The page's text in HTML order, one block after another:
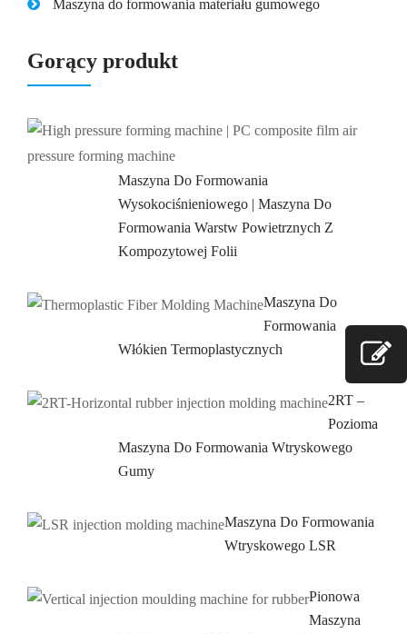
Maszyna do formowania materiału gumowego
Gorący produkt
Maszyna Do Formowania
Wysokociśnieniowego | Maszyna Do
Formowania Warstw Powietrznych Z
Kompozytowej Folii
Maszyna Do
Formowania
Włókien Termoplastycznych
2RT –
Pozioma
Maszyna Do Formowania Wtryskowego
Gumy
Maszyna Do Formowania
Wtryskowego LSR
Pionowa
Maszyna